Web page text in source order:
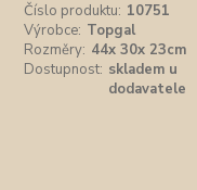
Číslo produktu: 10751
Výrobce: Topgal
Rozměry: 44x 30x 23cm
Dostupnost: skladem u
dodavatele